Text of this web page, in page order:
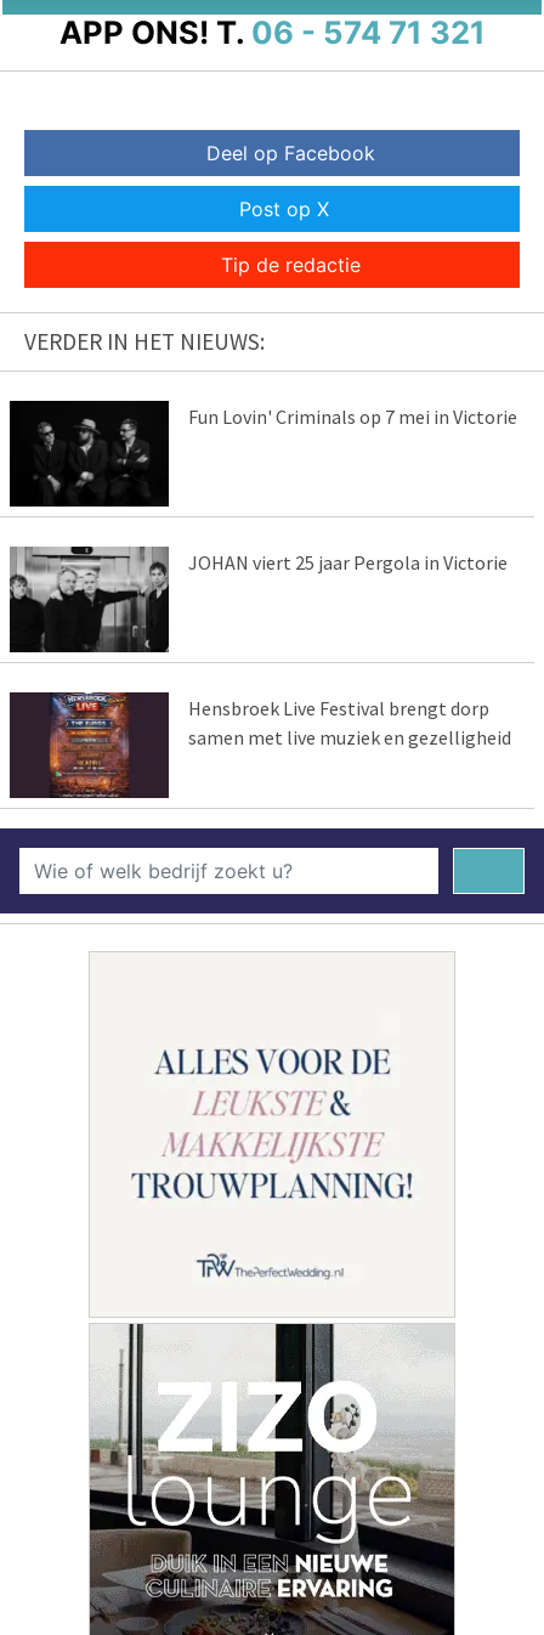
APP ONS! T. 06 - 574 71 321
Deel op Facebook
Post op X
Tip de redactie
VERDER IN HET NIEUWS:
Fun Lovin' Criminals op 7 mei in Victorie
JOHAN viert 25 jaar Pergola in Victorie
Hensbroek Live Festival brengt dorp
samen met live muziek en gezelligheid